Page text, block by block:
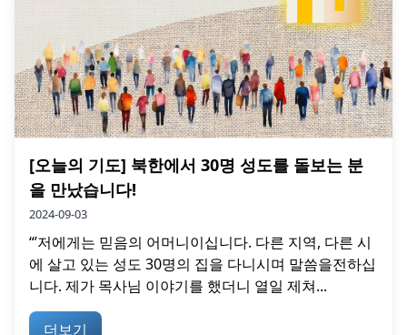
[오늘의 기도] 북한에서 30명 성도를 돌보는 분
을 만났습니다!
2024-09-03
“’저에게는 믿음의 어머니이십니다. 다른 지역, 다른 시
에 살고 있는 성도 30명의 집을 다니시며 말씀을전하십
니다. 제가 목사님 이야기를 했더니 열일 제쳐...
더보기